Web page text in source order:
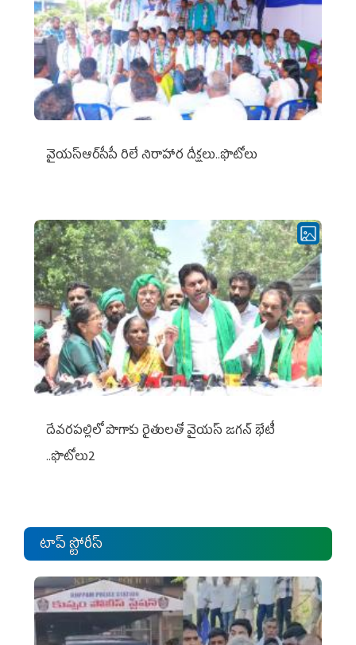
వైయ‌స్ఆర్‌సీపీ రిలే నిరాహార దీక్షలు..ఫొటోలు
దేవరపల్లిలో పొగాకు రైతులతో వైయస్ జగన్ భేటీ
..ఫొటోలు2
టాప్ స్టోరీస్